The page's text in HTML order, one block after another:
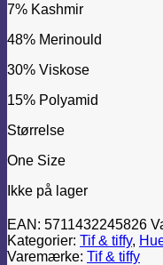
7% Kashmir
48% Merinould
30% Viskose
15% Polyamid
Størrelse
One Size
Ikke på lager
EAN: 5711432245826
Kategorier: Tif & tiffy,
Varemærke: Tif & tiffy